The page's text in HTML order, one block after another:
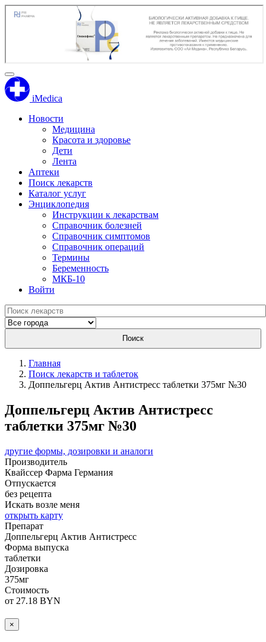
iMedica
Новости
Медицина
Красота и здоровье
Дети
Лента
Аптеки
Поиск лекарств
Каталог услуг
Энциклопедия
Инструкции к лекарствам
Справочник болезней
Справочник симптомов
Справочник операций
Термины
Беременность
МКБ-10
Войти
Поиск
Главная
Поиск лекарств и таблеток
Доппельгерц Актив Антистресс таблетки 375мг №30
Доппельгерц Актив Антистресс
таблетки 375мг №30
другие формы, дозировки и аналоги
Производитель
Квайссер Фарма Германия
Отпускается
без рецепта
Искать возле меня
открыть карту
Препарат
Доппельгерц Актив Антистресс
Форма выпуска
таблетки
Дозировка
375мг
Стоимость
от 27.18 BYN
×